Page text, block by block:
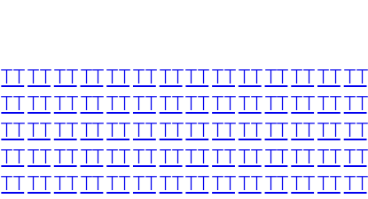
TTTTTTTTTTTTTTTTTTTTTTTTTTTT
TTTTTTTTTTTTTTTTTTTTTTTTTTTT
TTTTTTTTTTTTTTTTTTTTTTTTTTTT
TTTTTTTTTTTTTTTTTTTTTTTTTTTT
TTTTTTTTTTTTTTTTTTTTTTTTTTTT